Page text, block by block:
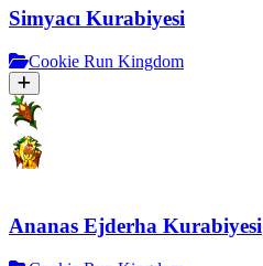
Simyacı Kurabiyesi
Cookie Run Kingdom
Ananas Ejderha Kurabiyesi